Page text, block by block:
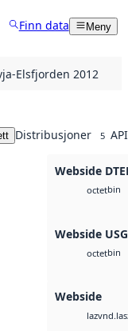
Finn data Meny
Elsfjorden 2012
Distribusjoner 5
Webside
octetbin
Webside
octetbin
Webside
laz